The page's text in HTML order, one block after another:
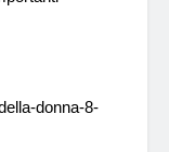
donna-8-